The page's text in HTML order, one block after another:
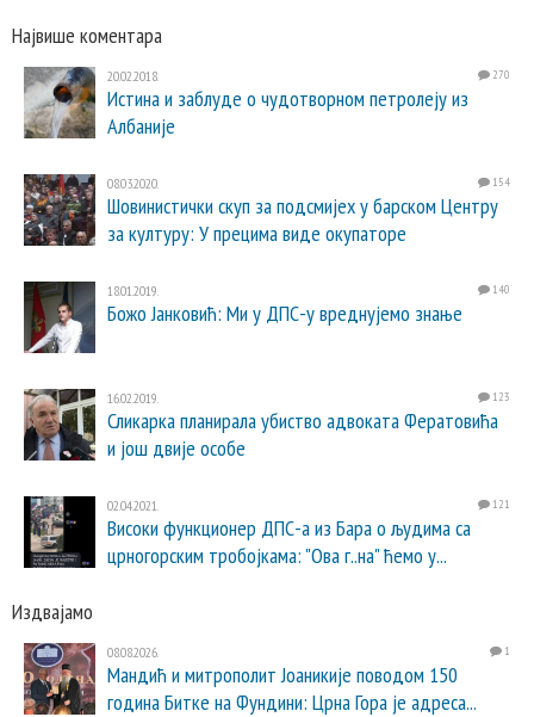
Највише коментара
20.02.2018. 270
Истина и заблуде о чудотворном петролеју из
Албаније
08.03.2020. 154
Шовинистички скуп за подсмијех у барском Центру
за културу: У прецима виде окупаторе
18.01.2019. 140
Божо Јанковић: Ми у ДПС-у вреднујемо знање
16.02.2019. 123
Сликарка планирала убиство адвоката Фератовића
и још двије особе
02.04.2021. 121
Високи функционер ДПС-а из Бара о људима са
црногорским тробојкама: "Ова г..на" ћемо у...
Издвајамо
08.08.2026. 1
Мандић и митрополит Јоаникије поводом 150
година Битке на Фундини: Црна Гора је адреса...